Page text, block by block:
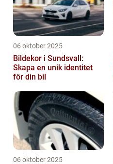
06 oktober 2025
Bildekor i Sundsvall:
Skapa en unik identitet
för din bil
06 oktober 2025